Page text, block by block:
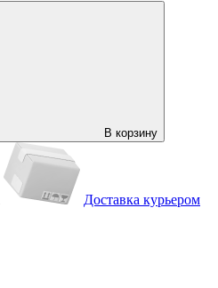
В корзину
Доставка курьером